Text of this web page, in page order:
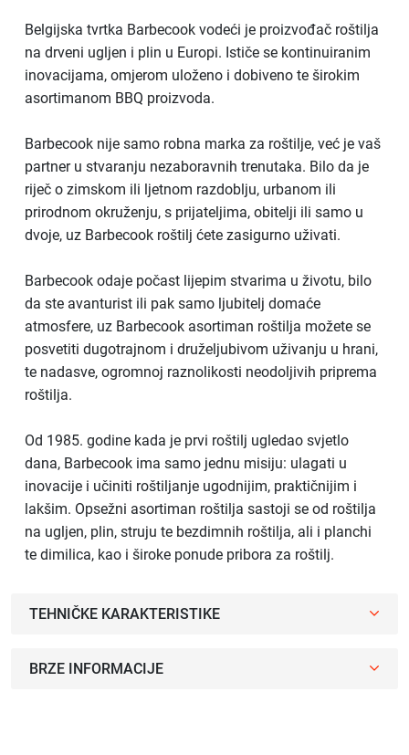
Belgijska tvrtka Barbecook vodeći je proizvođač roštilja
na drveni ugljen i plin u Europi. Ističe se kontinuiranim
inovacijama, omjerom uloženo i dobiveno te širokim
asortimanom BBQ proizvoda.
Barbecook nije samo robna marka za roštilje, već je vaš
partner u stvaranju nezaboravnih trenutaka. Bilo da je
riječ o zimskom ili ljetnom razdoblju, urbanom ili
prirodnom okruženju, s prijateljima, obitelji ili samo u
dvoje, uz Barbecook roštilj ćete zasigurno uživati.
Barbecook odaje počast lijepim stvarima u životu, bilo
da ste avanturist ili pak samo ljubitelj domaće
atmosfere, uz Barbecook asortiman roštilja možete se
posvetiti dugotrajnom i druželjubivom uživanju u hrani,
te nadasve, ogromnoj raznolikosti neodoljivih priprema
roštilja.
Od 1985. godine kada je prvi roštilj ugledao svjetlo
dana, Barbecook ima samo jednu misiju: ulagati u
inovacije i učiniti roštiljanje ugodnijim, praktičnijim i
lakšim. Opsežni asortiman roštilja sastoji se od roštilja
na ugljen, plin, struju te bezdimnih roštilja, ali i planchi
te dimilica, kao i široke ponude pribora za roštilj.
TEHNIČKE KARAKTERISTIKE
BRZE INFORMACIJE